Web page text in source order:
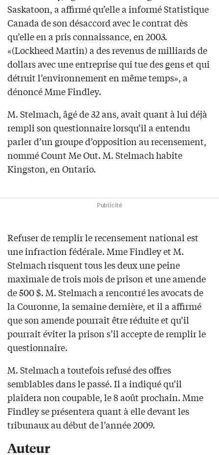
Saskatoon, a affirmé qu’elle a informé Statistique
Canada de son désaccord avec le contrat dès
qu’elle en a pris connaissance, en 2003.
«(Lockheed Martin) a des revenus de milliards de
dollars avec une entreprise qui tue des gens et qui
détruit l’environnement en même temps», a
dénoncé Mme Findley.
M. Stelmach, âgé de 32 ans, avait quant à lui déjà
rempli son questionnaire lorsqu’il a entendu
parler d’un groupe d’opposition au recensement,
nommé Count Me Out. M. Stelmach habite
Kingston, en Ontario.
Publicité
Refuser de remplir le recensement national est
une infraction fédérale. Mme Findley et M.
Stelmach risquent tous les deux une peine
maximale de trois mois de prison et une amende
de 500 $. M. Stelmach a rencontré les avocats de
la Couronne, la semaine dernière, et il a affirmé
que son amende pourrait être réduite et qu’il
pourrait éviter la prison s’il accepte de remplir le
questionnaire.
M. Stelmach a toutefois refusé des offres
semblables dans le passé. Il a indiqué qu’il
plaidera non coupable, le 8 août prochain. Mme
Findley se présentera quant à elle devant les
tribunaux au début de l’année 2009.
Auteur